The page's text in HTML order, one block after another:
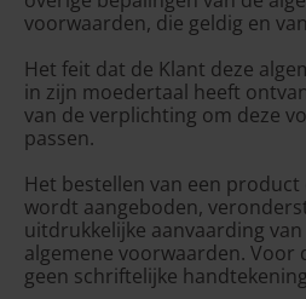
voorwaarden, die geldig en
Het feit dat de Klant deze
in zijn moedertaal heeft
van de verplichting om deze
passen.
Het bestellen van een
wordt aangeboden,
uitdrukkelijke aanvaarding
algemene voorwaarden. Voor
geen schriftelijke
Albanië (ALL L)
Belarus (EUR €)
België (EUR €)
Bosnië en
Herzegovina (BAM
КМ)
Bulgarije (EUR €)